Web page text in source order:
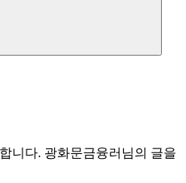
니다. 광화문금융러님의 글을